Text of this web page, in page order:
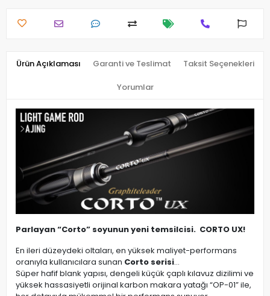
Ürün Açıklaması Garanti ve Teslimat Taksit Seçenekleri
Yorumlar
Parlayan “Corto” soyunun yeni temsilcisi. CORTO UX!
En ileri düzeydeki oltaları, en yüksek maliyet-performans
oranıyla kullanıcılara sunan Corto serisi…
Süper hafif blank yapısı, dengeli küçük çaplı kılavuz dizilimi ve
yüksek hassasiyetli orijinal karbon makara yatağı “OP-01” ile,